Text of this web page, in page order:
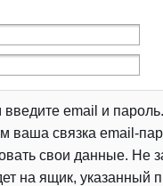
введите email и
связка email-
свои данные. Не
на ящик, указанный